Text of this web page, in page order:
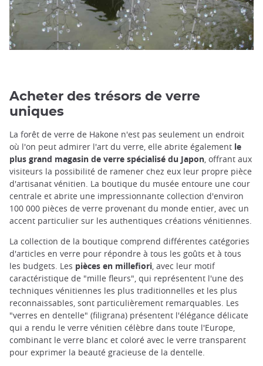
Acheter des trésors de verre
uniques
La forêt de verre de Hakone n'est pas seulement un endroit
où l'on peut admirer l'art du verre, elle abrite également le
plus grand magasin de verre spécialisé du Japon , offrant aux
visiteurs la possibilité de ramener chez eux leur propre pièce
d'artisanat vénitien. La boutique du musée entoure une cour
centrale et abrite une impressionnante collection d'environ
100 000 pièces de verre provenant du monde entier, avec un
accent particulier sur les authentiques créations vénitiennes.
La collection de la boutique comprend différentes catégories
d'articles en verre pour répondre à tous les goûts et à tous
les budgets. Les pièces en millefiori , avec leur motif
caractéristique de "mille fleurs", qui représentent l'une des
techniques vénitiennes les plus traditionnelles et les plus
reconnaissables, sont particulièrement remarquables. Les
"verres en dentelle" (filigrana) présentent l'élégance délicate
qui a rendu le verre vénitien célèbre dans toute l'Europe,
combinant le verre blanc et coloré avec le verre transparent
pour exprimer la beauté gracieuse de la dentelle.